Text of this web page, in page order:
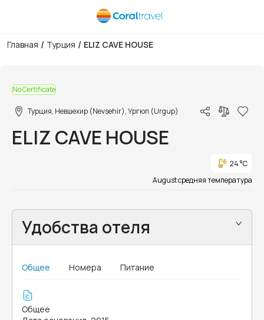
Главная / Турция / ELIZ CAVE HOUSE
No Certificate
Турция, Невшехир (Nevsehir), Ургюп (Urgup)
ELIZ CAVE HOUSE
24 °C
August средняя температура
Удобства отеля
Общее Номера Питание
Общее